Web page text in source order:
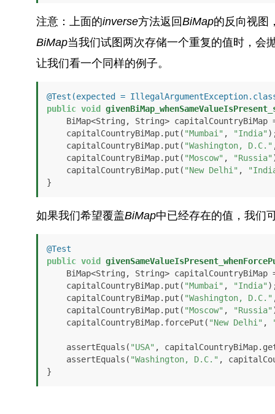
注意：上面的inverse方法返回BiMap的反向视图
BiMap当我们试图两次存储一个重复的值时，会
让我们看一个同样的例子。
@Test(expected =
public void
    capitalCountryBiMap.put(
"Mumbai" , "India"
    capitalCountryBiMap.put(
"Washington, D.C."
    capitalCountryBiMap.put(
"Moscow" , "Russia"
    capitalCountryBiMap.put(
"New Delhi" ,
如果我们希望覆盖BiMap中已经存在的值，我们
@Test
public void
    capitalCountryBiMap.put(
"Mumbai" , "India"
    capitalCountryBiMap.put(
"Washington, D.C."
    capitalCountryBiMap.put(
"Moscow" , "Russia"
    capitalCountryBiMap.forcePut(
"New Delhi" ,
    assertEquals(
"USA" ,
    assertEquals(
"Washington, D.C." ,
}